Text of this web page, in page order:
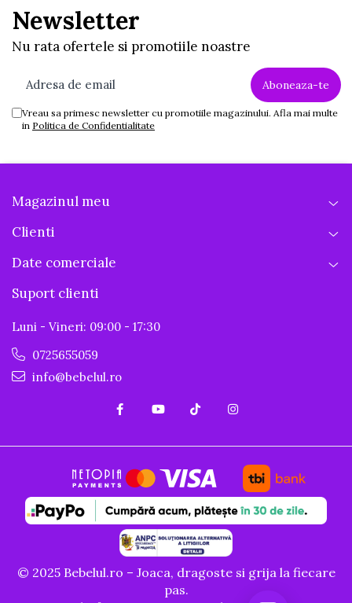
Newsletter
Nu rata ofertele si promotiile noastre
Vreau sa primesc newsletter cu promotiile magazinului. Afla mai multe
in Politica de Confidentialitate
Magazinul meu
Clienti
Date comerciale
Suport clienti
Luni - Vineri: 09:00 - 17:30
0725655059
info@bebelul.ro
© 2025 Bebelul.ro – Joaca, dragoste si grija la fiecare
pas.